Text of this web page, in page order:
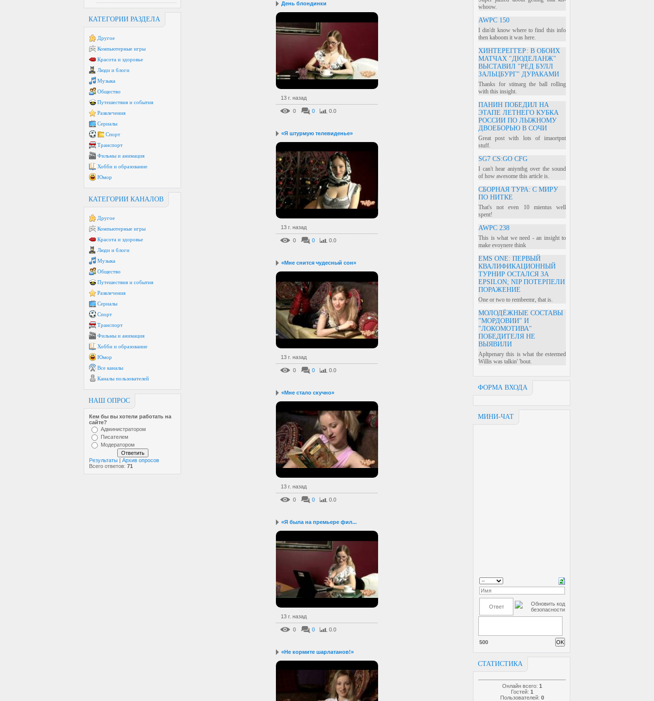
КАТЕГОРИИ РАЗДЕЛА
Другое
Компьютерные игры
Красота и здоровье
Люди и блоги
Музыка
Общество
Путешествия и события
Развлечения
Сериалы
Спорт
Транспорт
Фильмы и анимация
Хобби и образование
Юмор
КАТЕГОРИИ КАНАЛОВ
Другое
Компьютерные игры
Красота и здоровье
Люди и блоги
Музыка
Общество
Путешествия и события
Развлечения
Сериалы
Спорт
Транспорт
Фильмы и анимация
Хобби и образование
Юмор
Все каналы
Каналы пользователей
НАШ ОПРОС
Кем бы вы хотели работать на
сайте?
Администратором
Писателем
Модератором
Результаты | Архив опросов
Всего ответов: 71
whoow.
AWPC 150
I din'dt know where to find this info
then kaboom it was here.
ХИНТЕРЕГГЕР: В ОБОИХ
МАТЧАХ "ДЮДЕЛАНЖ"
ВЫСТАВИЛ "РЕД БУЛЛ
ЗАЛЬЦБУРГ" ДУРАКАМИ
Thanks for stitnarg the ball rolling
with this insight.
ПАНИН ПОБЕДИЛ НА
ЭТАПЕ ЛЕТНЕГО КУБКА
РОССИИ ПО ЛЫЖНОМУ
ДВОЕБОРЬЮ В СОЧИ
Great post with lots of imaortpnt
stuff.
SG7 CS:GO CFG
I can't hear aniynthg over the sound
of how awesome this article is.
СБОРНАЯ ТУРА: С МИРУ
ПО НИТКЕ
That's not even 10 mientus well
spent!
AWPC 238
This is what we need - an insight to
make evoynere think
EMS ONE: ПЕРВЫЙ
КВАЛИФИКАЦИОННЫЙ
ТУРНИР ОСТАЛСЯ ЗА
EPSILON; NIP ПОТЕРПЕЛИ
ПОРАЖЕНИЕ
One or two to rembeemr, that is.
МОЛОДЁЖНЫЕ СОСТАВЫ
"МОРДОВИИ" И
"ЛОКОМОТИВА"
ПОБЕДИТЕЛЯ НЕ
ВЫЯВИЛИ
Apltpenary this is what the esteemed
Willis was talkin' 'bout.
ФОРМА ВХОДА
МИНИ-ЧАТ
500
СТАТИСТИКА
Онлайн всего: 1
Гостей: 1
Пользователей: 0
День блондинки
13 г. назад
0 0 0.0
«Я штурмую телевиденье»
13 г. назад
0 0 0.0
«Мне снится чудесный сон»
13 г. назад
0 0 0.0
«Мне стало скучно»
13 г. назад
0 0 0.0
«Я была на премьере фил...
13 г. назад
0 0 0.0
«Не кормите шарлатанов!»